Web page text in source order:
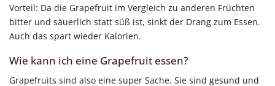
Vorteil: Da die Grapefruit im Vergleich zu anderen Früchten
bitter und säuerlich statt süß ist, sinkt der Drang zum Essen.
Auch das spart wieder Kalorien.
Wie kann ich eine Grapefruit essen?
Grapefruits sind also eine super Sache. Sie sind gesund und